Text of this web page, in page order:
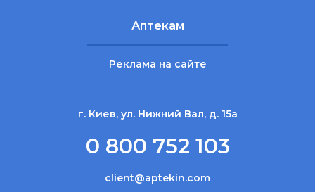
Аптекам
Реклама на сайте
г. Киев, ул. Нижний Вал, д. 15а
0 800 752 103
client@aptekin.com